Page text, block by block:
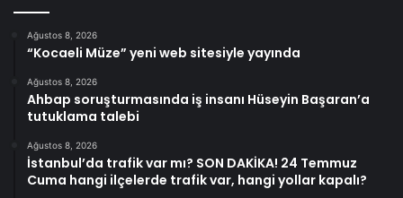
Ağustos 8, 2026
“Kocaeli Müze” yeni web sitesiyle yayında
Ağustos 8, 2026
Ahbap soruşturmasında iş insanı Hüseyin Başaran’a
tutuklama talebi
Ağustos 8, 2026
İstanbul’da trafik var mı? SON DAKİKA! 24 Temmuz
Cuma hangi ilçelerde trafik var, hangi yollar kapalı?